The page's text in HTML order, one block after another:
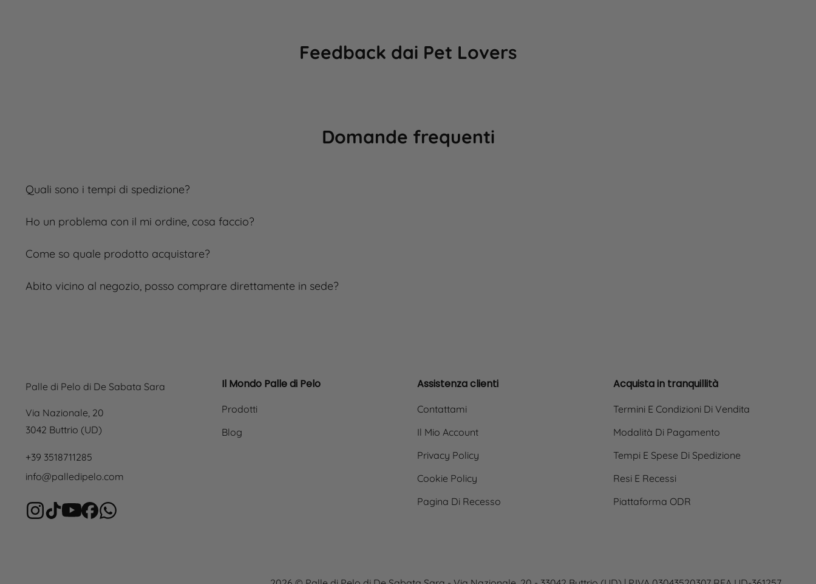
Feedback dai Pet Lovers
Domande frequenti
Quali sono i tempi di spedizione?
Ho un problema con il mi ordine, cosa faccio?
Come so quale prodotto acquistare?
Abito vicino al negozio, posso comprare direttamente in sede?
Palle di Pelo di De Sabata Sara
Via Nazionale, 20
3042 Buttrio (UD)
+39 3518711285
info@palledipelo.com
Il Mondo Palle di Pelo
Prodotti
Blog
Assistenza clienti
Contattami
Il Mio Account
Privacy Policy
Cookie Policy
Pagina Di Recesso
Acquista in tranquillità
Termini E Condizioni Di Vendita
Modalità Di Pagamento
Tempi E Spese Di Spedizione
Resi E Recessi
Piattaforma ODR